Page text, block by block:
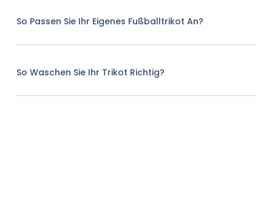
So Passen Sie Ihr Eigenes Fußballtrikot An?
So Waschen Sie Ihr Trikot Richtig?